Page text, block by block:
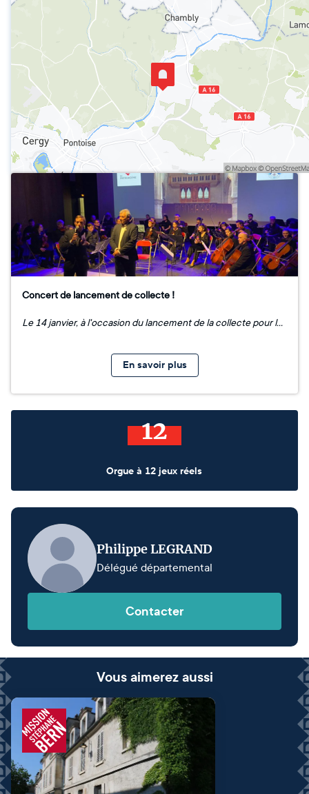
Concert de lancement de collecte !
Le 14 janvier, à l'occasion du lancement de la collecte pour la réhabilitation de l'orgue de Saint Martin et la restauration de la tribune, la commune de l'Isle-Adam a organisé un concert ! 🎻🎼 🥳 L'évènement a eu un franc succès et a fait se déplacer en nombre les habitants.
En savoir plus
12
Orgue à 12 jeux réels
Philippe LEGRAND
Délégué départemental
Contacter
Vous aimerez aussi